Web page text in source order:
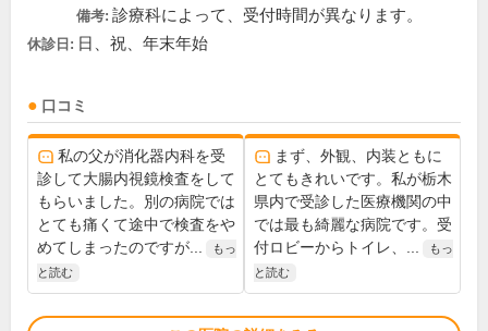
備考: 診療科によって、受付時間が異なります。
休診日: 日、祝、年末年始
口コミ
私の父が消化器内科を受
診して大腸内視鏡検査をして
もらいました。別の病院では
とても痛くて途中で検査をや
めてしまったのですが...
もっ
と読む
まず、外観、内装ともに
とてもきれいです。私が栃木
県内で受診した医療機関の中
では最も綺麗な病院です。受
付ロビーからトイレ、...
もっ
と読む